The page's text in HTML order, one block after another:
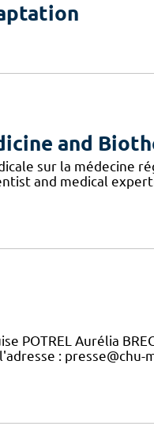
and
sur la médecine
and medical
POTREL Aurélia
: